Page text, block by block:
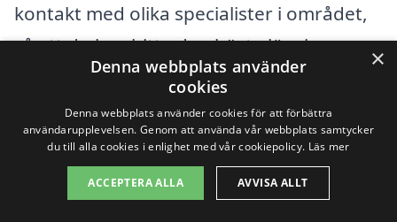
kontakt med olika specialister i området,
så att du kan hitta den bästa lösningen
för din trappa utan att gå över budget.
Att vara välinformerad och jämföra
alternativ är nyckeln till en lyckad
renovering.
×
Denna webbplats använder
cookies
Denna webbplats använder cookies för att förbättra
användarupplevelsen. Genom att använda vår webbplats samtycker
du till alla cookies i enlighet med vår cookiepolicy. Läs mer
ACCEPTERA ALLA AVVISA ALLT